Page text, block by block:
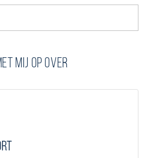
MIJ OP OVER